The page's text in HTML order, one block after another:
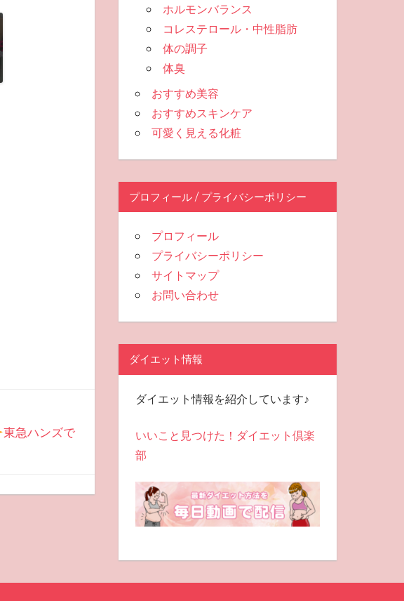
東急ハンズで
ホルモンバランス
コレステロール・中性脂肪
体の調子
体臭
おすすめ美容
おすすめスキンケア
可愛く見える化粧
プロフィール / プライバシーポリシー
プロフィール
プライバシーポリシー
サイトマップ
お問い合わせ
ダイエット情報
ダイエット情報を紹介しています♪
いいこと見つけた！ダイエット倶楽
部